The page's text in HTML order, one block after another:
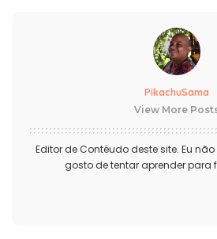
PikachuSama
View More
Editor de Contéudo deste site. Eu
gosto de tentar aprender para